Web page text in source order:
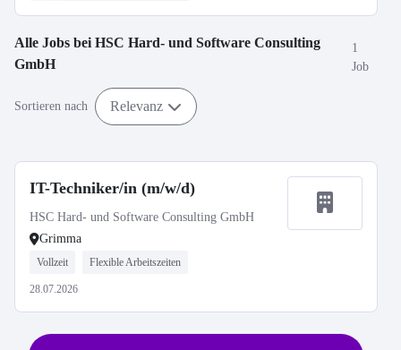
Alle Jobs bei HSC Hard- und Software Consulting
GmbH
1
Job
Sortieren nach Relevanz
IT-Techniker/in (m/w/d)
HSC Hard- und Software Consulting GmbH
Grimma
Vollzeit Flexible Arbeitszeiten
28.07.2026